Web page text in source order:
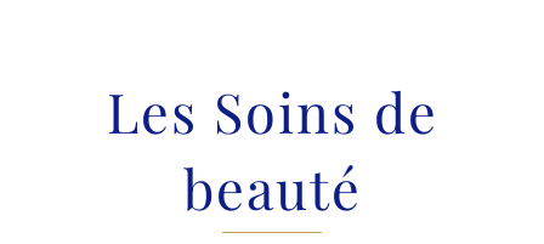
Les Soins de
beauté